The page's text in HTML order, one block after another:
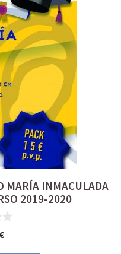
MARÍA INMACULADA
2019-2020
€